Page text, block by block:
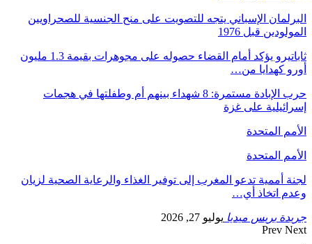
البرلمان الإسباني يتجه للتصويت على منح الجنسية للصحراويين
المولودين قبل 1976
ثاباتيرو يؤكد أمام القضاء حصوله على مجوهرات بقيمة 1.3 مليون
أورو كهدايا من…
حرب الإبادة مستمرة: 8 شهداء بينهم أم وطفلتها في هجمات
إسرائيلية على غزة
الأمم المتحدة
الأمم المتحدة
لجنة أممية تدعو المغرب إلى توفير الغذاء والرعاية الصحية لزيان
وعدم اتخاذ أي…
جريدة بريس ميديا يوليو 27, 2026
Prev Next